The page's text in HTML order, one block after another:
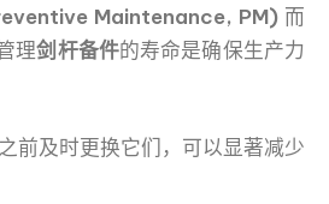
Maintenance, PM) 而
理剑杆备件的寿命是确保生产力
前及时更换它们，可以显著减少